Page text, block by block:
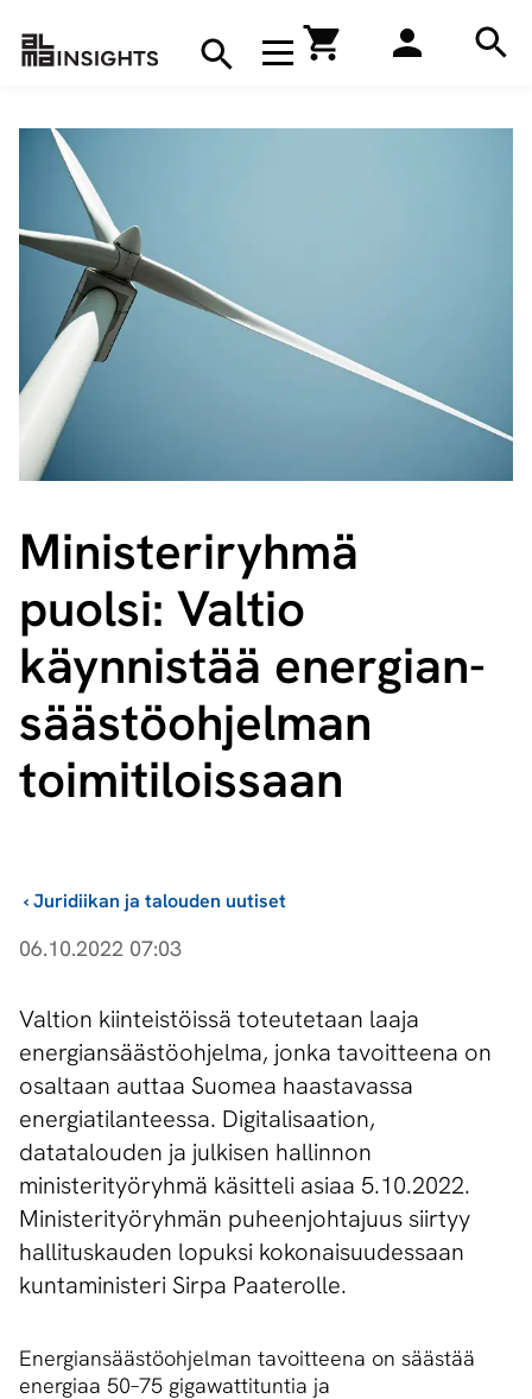
Avaa navigaatio
Hae
Ministeriryhmä
puolsi: Valtio
käynnistää ener­gian­
sääs­tö­oh­jel­man
toimitiloissaan
Juridiikan ja talouden uutiset
›
06.10.2022 07:03
Valtion kiinteistöissä toteutetaan laaja
energiansäästöohjelma, jonka tavoitteena on
osaltaan auttaa Suomea haastavassa
energiatilanteessa. Digitalisaation,
datatalouden ja julkisen hallinnon
ministerityöryhmä käsitteli asiaa 5.10.2022.
Ministerityöryhmän puheenjohtajuus siirtyy
hallituskauden lopuksi kokonaisuudessaan
kuntaministeri Sirpa Paaterolle.
Energiansäästöohjelman tavoitteena on säästää
energiaa 50–75 gigawattituntia ja